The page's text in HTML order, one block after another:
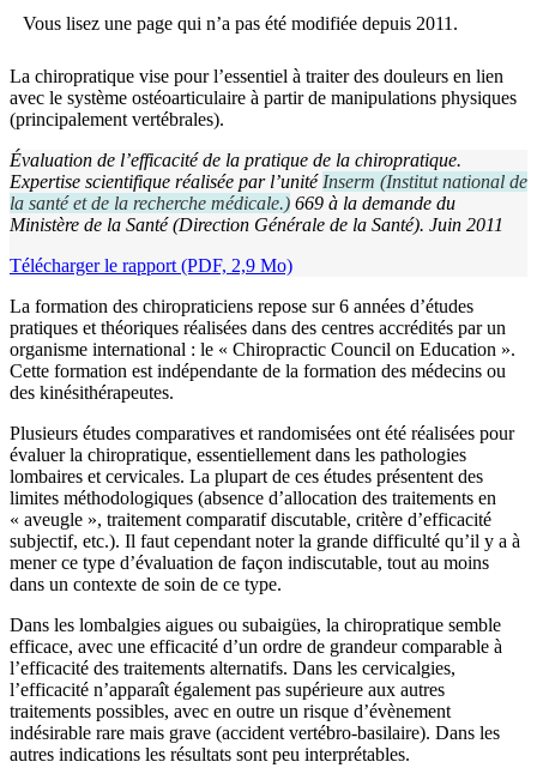
Vous lisez une page qui n’a pas été modifiée depuis 2011.
La chiropratique vise pour l’essentiel à traiter des douleurs en lien
avec le système ostéoarticulaire à partir de manipulations physiques
(principalement vertébrales).
Évaluation de l’efficacité de la pratique de la chiropratique.
Expertise scientifique réalisée par l’unité Inserm (Institut national de
la santé et de la recherche médicale.) 669 à la demande du
Ministère de la Santé (Direction Générale de la Santé). Juin 2011
Télécharger le rapport (PDF, 2,9 Mo)
La formation des chiropraticiens repose sur 6 années d’études
pratiques et théoriques réalisées dans des centres accrédités par un
organisme international : le « Chiropractic Council on Education ».
Cette formation est indépendante de la formation des médecins ou
des kinésithérapeutes.
Plusieurs études comparatives et randomisées ont été réalisées pour
évaluer la chiropratique, essentiellement dans les pathologies
lombaires et cervicales. La plupart de ces études présentent des
limites méthodologiques (absence d’allocation des traitements en
« aveugle », traitement comparatif discutable, critère d’efficacité
subjectif, etc.). Il faut cependant noter la grande difficulté qu’il y a à
mener ce type d’évaluation de façon indiscutable, tout au moins
dans un contexte de soin de ce type.
Dans les lombalgies aigues ou subaigües, la chiropratique semble
efficace, avec une efficacité d’un ordre de grandeur comparable à
l’efficacité des traitements alternatifs. Dans les cervicalgies,
l’efficacité n’apparaît également pas supérieure aux autres
traitements possibles, avec en outre un risque d’évènement
indésirable rare mais grave (accident vertébro-basilaire). Dans les
autres indications les résultats sont peu interprétables.